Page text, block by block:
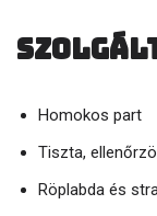
Homokos part
Tiszta,
Röplabda és